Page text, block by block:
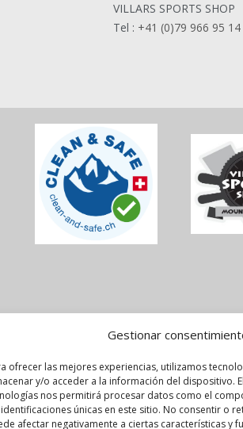
Gestionar
ofrecer las mejores experiencias, utilizamos
y/o acceder a la información del dispositivo.
nos permitirá procesar datos como el
únicas en este sitio. No consentir o
afectar negativamente a ciertas características y
VILLARS SPORTS SHOP
Tel : +41 (0)79 966 95 14